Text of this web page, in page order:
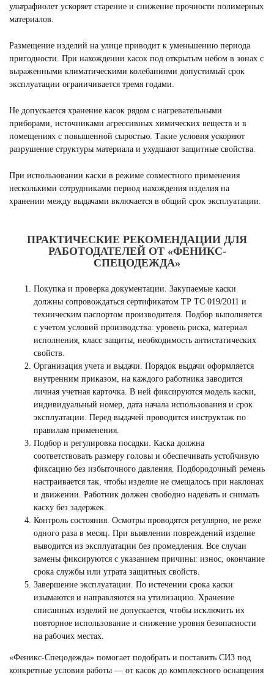
ультрафиолет ускоряет старение и снижение прочности полимерных
материалов.
Размещение изделий на улице приводит к уменьшению периода
пригодности. При нахождении касок под открытым небом в зонах с
выраженными климатическими колебаниями допустимый срок
эксплуатации ограничивается тремя годами.
Не допускается хранение касок рядом с нагревательными
приборами, источниками агрессивных химических веществ и в
помещениях с повышенной сыростью. Такие условия ускоряют
разрушение структуры материала и ухудшают защитные свойства.
При использовании каски в режиме совместного применения
несколькими сотрудниками период нахождения изделия на
хранении между выдачами включается в общий срок эксплуатации.
ПРАКТИЧЕСКИЕ РЕКОМЕНДАЦИИ ДЛЯ
РАБОТОДАТЕЛЕЙ ОТ «ФЕНИКС-
СПЕЦОДЕЖДА»
Покупка и проверка документации. Закупаемые каски
должны сопровождаться сертификатом ТР ТС 019/2011 и
техническим паспортом производителя. Подбор выполняется
с учетом условий производства: уровень риска, материал
исполнения, класс защиты, необходимость антистатических
свойств.
Организация учета и выдачи. Порядок выдачи оформляется
внутренним приказом, на каждого работника заводится
личная учетная карточка. В ней фиксируются модель каски,
индивидуальный номер, дата начала использования и срок
эксплуатации. Перед выдачей проводится инструктаж по
правилам применения.
Подбор и регулировка посадки. Каска должна
соответствовать размеру головы и обеспечивать устойчивую
фиксацию без избыточного давления. Подбородочный ремень
настраивается так, чтобы изделие не смещалось при наклонах
и движении. Работник должен свободно надевать и снимать
каску без задержек.
Контроль состояния. Осмотры проводятся регулярно, не реже
одного раза в месяц. При выявлении повреждений изделие
выводится из эксплуатации без промедления. Все случаи
замены фиксируются с указанием причины: износ, окончание
срока службы или утрата защитных свойств.
Завершение эксплуатации. По истечении срока каски
изымаются и направляются на утилизацию. Хранение
списанных изделий не допускается, чтобы исключить их
повторное использование и снижение уровня безопасности
на рабочих местах.
«Феникс-Спецодежда» помогает подобрать и поставить СИЗ под
конкретные условия работы — от касок до комплексного оснащения